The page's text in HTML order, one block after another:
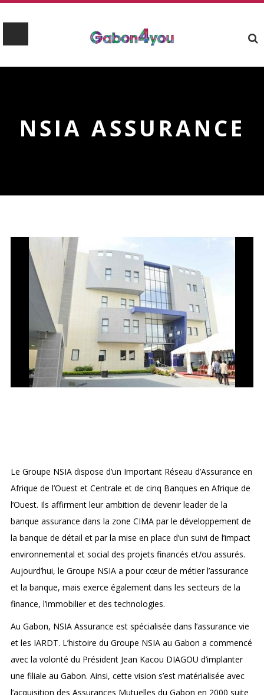
NSIA ASSURANCE
Le Groupe NSIA dispose d’un Important Réseau d’Assurance en
Afrique de l’Ouest et Centrale et de cinq Banques en Afrique de
l’Ouest. Ils affirment leur ambition de devenir leader de la
banque assurance dans la zone CIMA par le développement de
la banque de détail et par la mise en place d’un suivi de l’impact
environnemental et social des projets financés et/ou assurés.
Aujourd’hui, le Groupe NSIA a pour cœur de métier l’assurance
et la banque, mais exerce également dans les secteurs de la
finance, l’immobilier et des technologies.
Au Gabon, NSIA Assurance est spécialisée dans l’assurance vie
et les IARDT. L’histoire du Groupe NSIA au Gabon a commencé
avec la volonté du Président Jean Kacou DIAGOU d’implanter
une filiale au Gabon. Ainsi, cette vision s’est matérialisée avec
l’acquisition des Assurances Mutuelles du Gabon en 2000 suite